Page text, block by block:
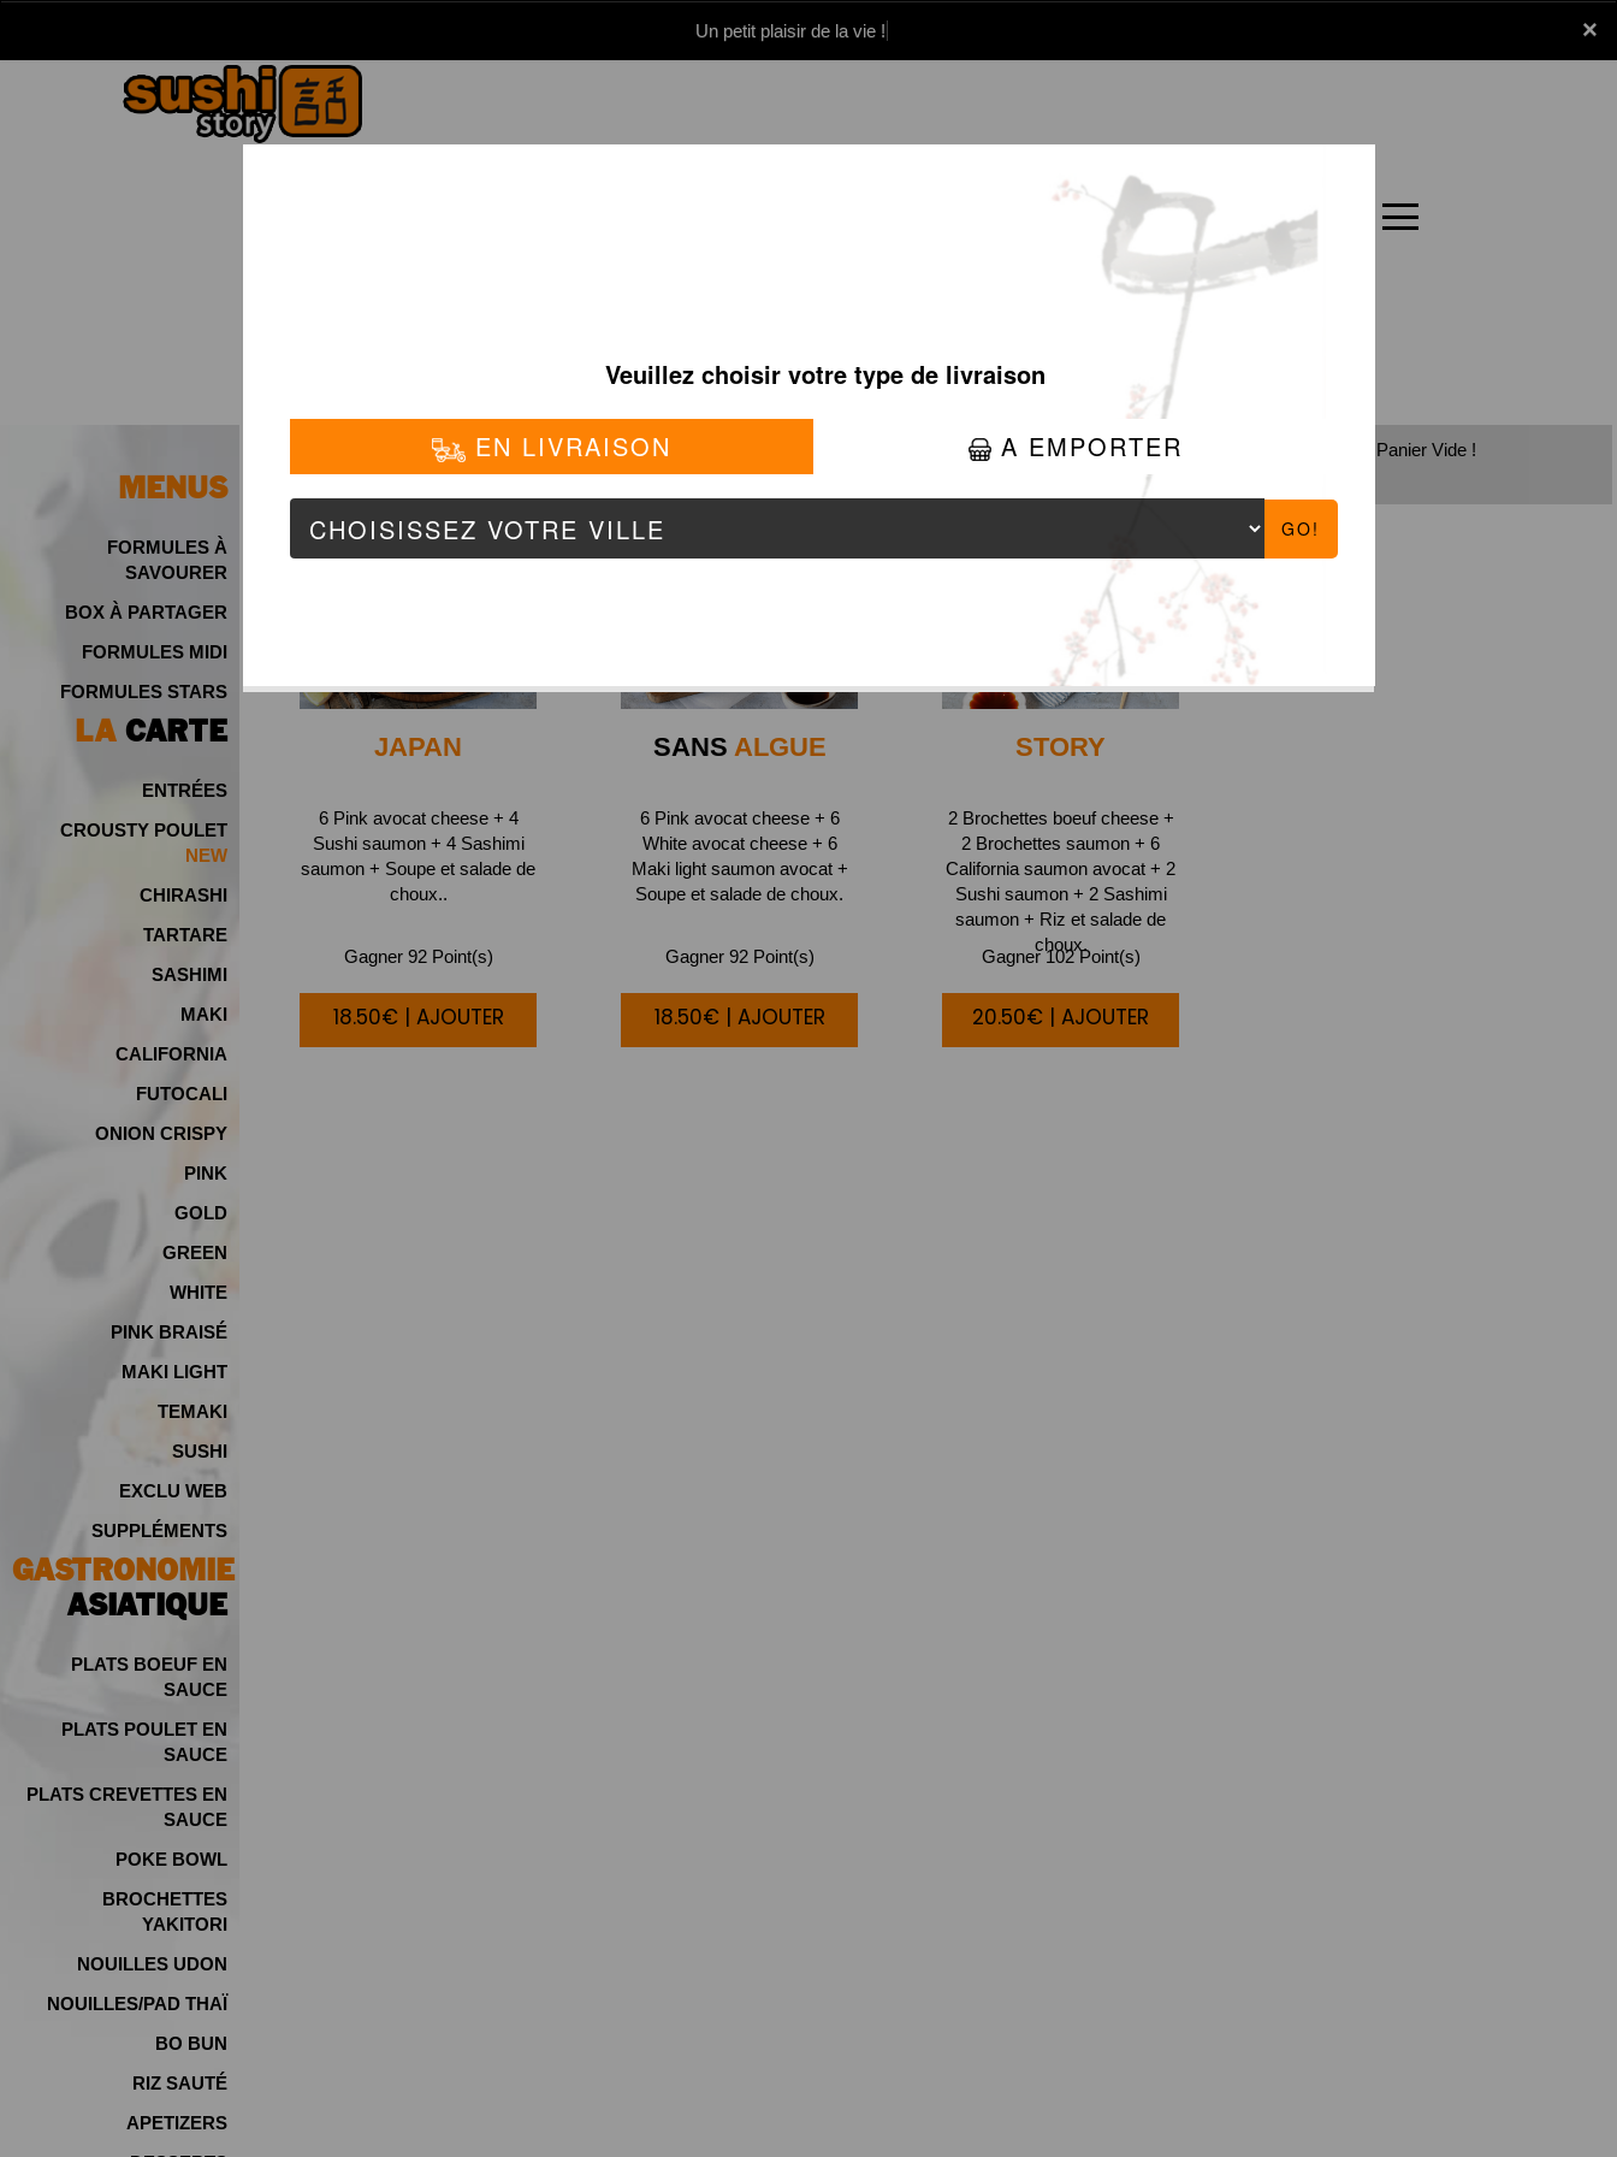
×
Un petit plaisir de la vie !
Panier Carte
x
MENUS
FORMULES À
SAVOURER
BOX À PARTAGER
FORMULES MIDI
FORMULES STARS
LA CARTE
ENTRÉES
CROUSTY POULET
NEW
CHIRASHI
TARTARE
SASHIMI
MAKI
CALIFORNIA
FUTOCALI
ONION CRISPY
PINK
GOLD
GREEN
WHITE
PINK BRAISÉ
MAKI LIGHT
TEMAKI
SUSHI
EXCLU WEB
SUPPLÉMENTS
GASTRONOMIE
ASIATIQUE
PLATS BOEUF EN
SAUCE
PLATS POULET EN
SAUCE
PLATS CREVETTES EN
SAUCE
POKE BOWL
BROCHETTES
YAKITORI
NOUILLES UDON
NOUILLES/PAD THAÏ
BO BUN
RIZ SAUTÉ
APETIZERS
FORMULES STARS
JAPAN
6 Pink avocat cheese + 4
Sushi saumon + 4 Sashimi
saumon + Soupe et salade de
choux..
Gagner 92 Point(s)
18.50€ | AJOUTER
SANS ALGUE
6 Pink avocat cheese + 6
White avocat cheese + 6
Maki light saumon avocat +
Soupe et salade de choux.
Gagner 92 Point(s)
18.50€ | AJOUTER
STORY
2 Brochettes boeuf cheese +
2 Brochettes saumon + 6
California saumon avocat + 2
Sushi saumon + 2 Sashimi
saumon + Riz et salade de
choux.
Gagner 102 Point(s)
20.50€ | AJOUTER
Panier Vide !